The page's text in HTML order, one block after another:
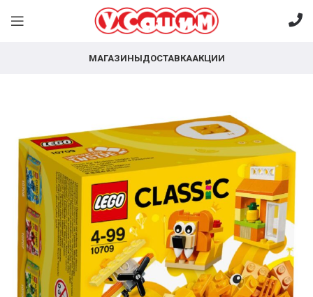
МАГАЗИНЫДОСТАВКААКЦИИ